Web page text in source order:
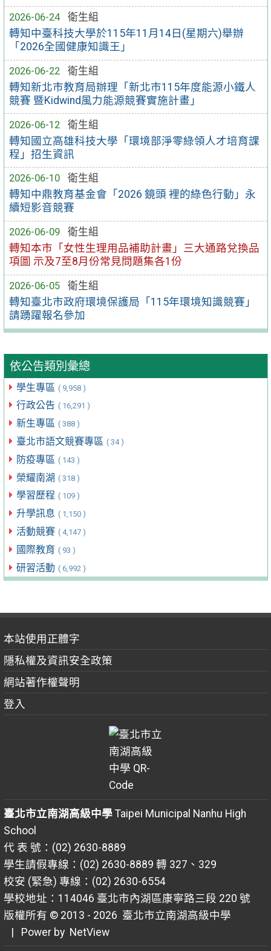
2026-06-24
衛生組
轉知中臺科技大學於115年11月14日(星期六)舉辦
「2026全國健康知識王」
2026-06-22
衛生組
轉知新北市教育局辦理「新北市115年度能源小鐵人
競賽 暨Kidwind風力能源競賽實施計畫」
2026-06-12
衛生組
轉知國立高雄科技大學「環境部淨零綠領人才培育課
程」招生資訊
2026-06-10
衛生組
轉知中鼎教育基金會「2026 鏡頭 裡的綠色行動」永
續短影音競賽
2026-06-09
衛生組
轉知本市「女性生理用品補助計畫」三大通路兌換品
項圖 示及7至8月份常見問題集各1份
2026-06-05
衛生組
轉知臺北市政府環境保護局「115年環境知識競賽」
請踴躍報名參加
依公告類別彙總
學生專區 ( 9,958 )
行政公告 ( 16,291 )
新生專區 ( 388 )
臺北市語文競賽專區 ( 34 )
防疫專區 ( 143 )
榮耀南湖 ( 318 )
學習歷程 ( 109 )
升學訊息 ( 1,150 )
活動競賽 ( 4,147 )
國際教育 ( 93 )
研習活動 ( 6,992 )
本站使用正體字
隱私權及資訊安全政策
網站著作權聲明
登入
臺北市立南湖高級中學Taipei Municipal Nanhu High
School
代 表 號：(02) 2630-8889
學生請假專線：(02) 2630-8889 轉 327、329
校安 (緊急) 專線：(02) 2630-6554
學校地址：114046 臺北市內湖區康寧路三段 220 號
版權所有 © 2013 - 2026 臺北市立南湖高級中學
| Power by NetView